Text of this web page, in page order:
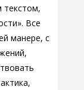
текстом,
Все
манере, с